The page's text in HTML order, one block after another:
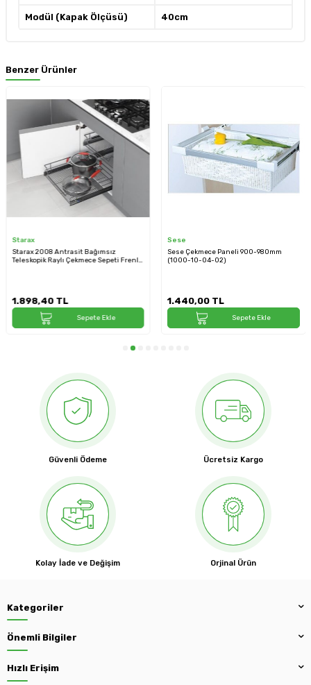
Modül (Kapak Ölçüsü) 40cm
Benzer Ürünler
Starax
Starax 2008 Antrasit Bağımsız
Teleskopik Raylı Çekmece Sepeti Frenli
1.898,40TL
Sepete Ekle
Sese
Sese Çekmece Paneli 900-980mm
(1000-10-04-02)
1.440,00TL
Sepete Ekle
Güvenli Ödeme Ücretsiz Kargo
Kolay İade ve Değişim Orjinal Ürün
Kategoriler
Önemli Bilgiler
Hızlı Erişim